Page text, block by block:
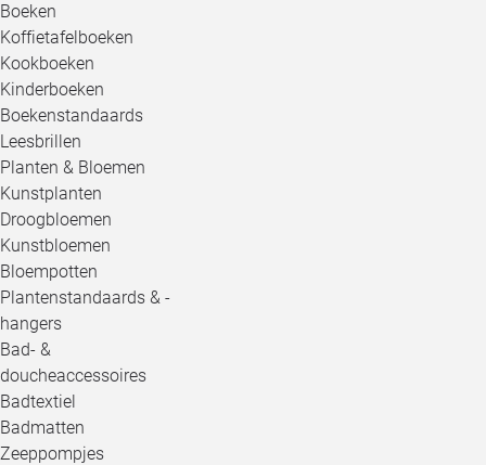
Boeken
Koffietafelboeken
Kookboeken
Kinderboeken
Boekenstandaards
Leesbrillen
Planten & Bloemen
Kunstplanten
Droogbloemen
Kunstbloemen
Bloempotten
Plantenstandaards & -
hangers
Bad- &
doucheaccessoires
Badtextiel
Badmatten
Zeeppompjes